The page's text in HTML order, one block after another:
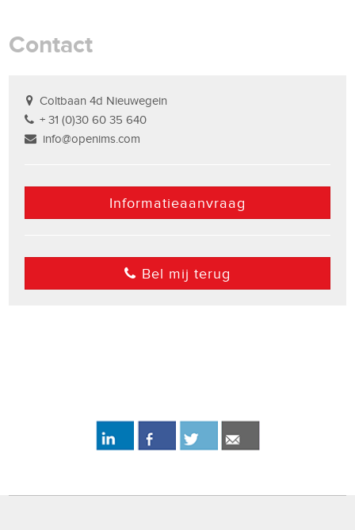
Contact
Coltbaan 4d Nieuwegein
+ 31 (0)30 60 35 640
info@openims.com
Informatieaanvraag
Bel mij terug